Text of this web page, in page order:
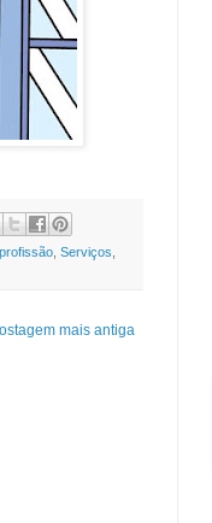
profissão, Serviços
mais antiga